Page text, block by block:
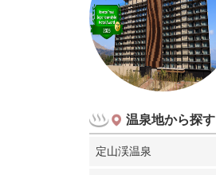
温泉地から探す
定山渓温泉